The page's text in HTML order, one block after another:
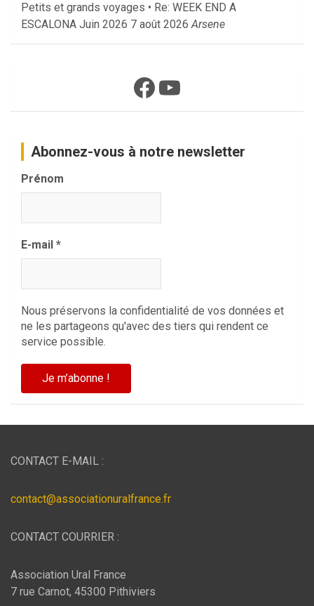
Petits et grands voyages • Re: WEEK END A
ESCALONA Juin 2026 7 août 2026 Arsene
Facebook
YouTube
Abonnez-vous à notre newsletter
Prénom
E-mail *
Nous préservons la confidentialité de vos données et
ne les partageons qu'avec des tiers qui rendent ce
service possible.
CONTACT E-MAIL :
contact@associationuralfrance.fr
CONTACT COURRIER :
Association Ural France
7 rue Carnot, 45300 Pithiviers